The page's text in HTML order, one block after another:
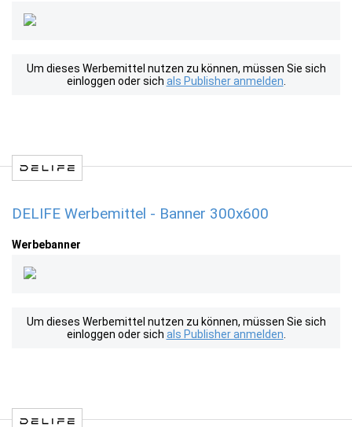
Um dieses Werbemittel nutzen zu können, müssen Sie sich
einloggen oder sich als Publisher anmelden
DELIFE Werbemittel - Banner 300x600
Werbebanner
Um dieses Werbemittel nutzen zu können, müssen Sie sich
einloggen oder sich als Publisher anmelden